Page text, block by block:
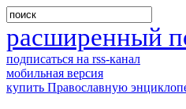
расширенный
подписаться на rss-канал
мобильная версия
купить Православную